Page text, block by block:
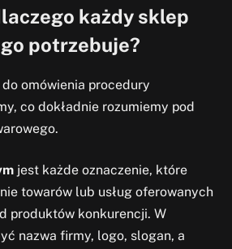
każdy sklep
potrzebuje?
omówienia procedury
co dokładnie rozumiemy pod
jest każde oznaczenie, które
towarów lub usług oferowanych
produktów konkurencji. W
nazwa firmy, logo, slogan, a